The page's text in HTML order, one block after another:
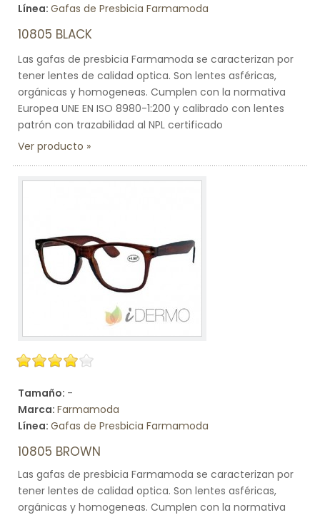
Línea: Gafas de Presbicia Farmamoda
10805 BLACK
Las gafas de presbicia Farmamoda se caracterizan por
tener lentes de calidad optica. Son lentes asféricas,
orgánicas y homogeneas. Cumplen con la normativa
Europea UNE EN ISO 8980-1:200 y calibrado con lentes
patrón con trazabilidad al NPL certificado
Ver producto
Tamaño: -
Marca: Farmamoda
Línea: Gafas de Presbicia Farmamoda
10805 BROWN
Las gafas de presbicia Farmamoda se caracterizan por
tener lentes de calidad optica. Son lentes asféricas,
orgánicas y homogeneas. Cumplen con la normativa